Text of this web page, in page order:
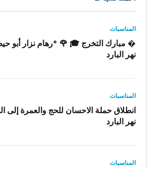
المناسبات
� مبارك التخرج 🎓 🌹 *رهام نزار أبو
نهر البارد
المناسبات
انطلاق حملة الاحسان للحج والعمرة إلى
نهر البارد
المناسبات